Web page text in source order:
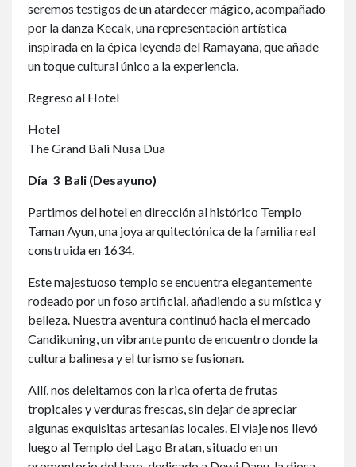
seremos testigos de un atardecer mágico, acompañado
por la danza Kecak, una representación artística
inspirada en la épica leyenda del Ramayana, que añade
un toque cultural único a la experiencia.
Regreso al Hotel
Hotel
The Grand Bali Nusa Dua
Día 3 Bali (Desayuno)
Partimos del hotel en dirección al histórico Templo
Taman Ayun, una joya arquitectónica de la familia real
construida en 1634.
Este majestuoso templo se encuentra elegantemente
rodeado por un foso artificial, añadiendo a su mística y
belleza. Nuestra aventura continuó hacia el mercado
Candikuning, un vibrante punto de encuentro donde la
cultura balinesa y el turismo se fusionan.
Allí, nos deleitamos con la rica oferta de frutas
tropicales y verduras frescas, sin dejar de apreciar
algunas exquisitas artesanías locales. El viaje nos llevó
luego al Templo del Lago Bratan, situado en un